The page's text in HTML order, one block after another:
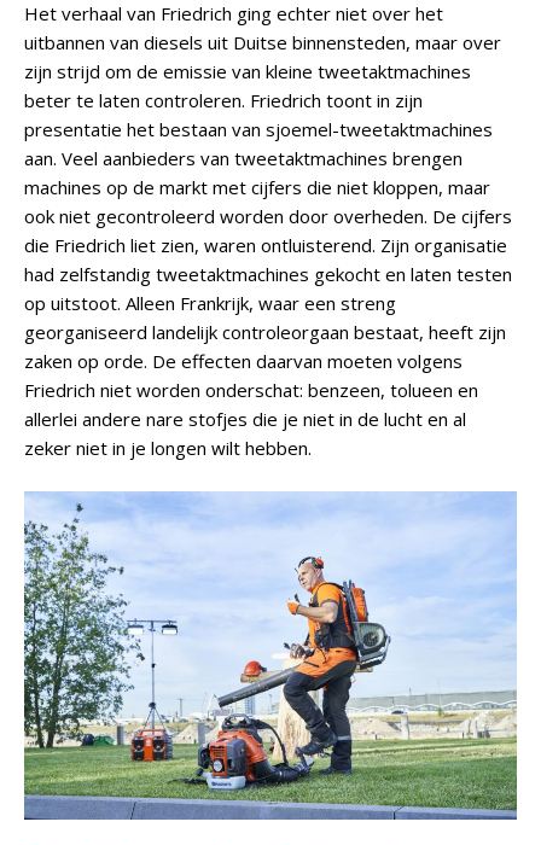
Het verhaal van Friedrich ging echter niet over het
uitbannen van diesels uit Duitse binnensteden, maar over
zijn strijd om de emissie van kleine tweetaktmachines
beter te laten controleren. Friedrich toont in zijn
presentatie het bestaan van sjoemel-tweetaktmachines
aan. Veel aanbieders van tweetaktmachines brengen
machines op de markt met cijfers die niet kloppen, maar
ook niet gecontroleerd worden door overheden. De cijfers
die Friedrich liet zien, waren ontluisterend. Zijn organisatie
had zelfstandig tweetaktmachines gekocht en laten testen
op uitstoot. Alleen Frankrijk, waar een streng
georganiseerd landelijk controleorgaan bestaat, heeft zijn
zaken op orde. De effecten daarvan moeten volgens
Friedrich niet worden onderschat: benzeen, tolueen en
allerlei andere nare stofjes die je niet in de lucht en al
zeker niet in je longen wilt hebben.